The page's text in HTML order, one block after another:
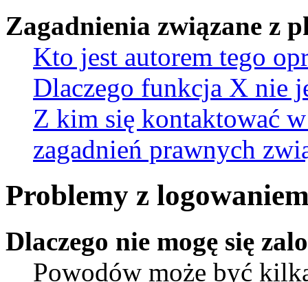
Zagadnienia związane z
Kto jest autorem tego
Dlaczego funkcja X nie
Z kim się kontaktować
zagadnień prawnych
Problemy z
Dlaczego nie mogę się
Powodów może być